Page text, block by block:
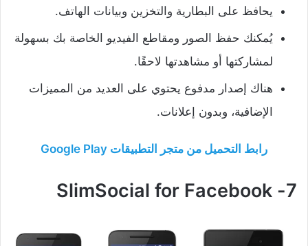
يحافظ على البطارية والتخزين وبيانات الهاتف.
يُمكنك حفظ الصور ومقاطع الفيديو الخاصة بك بسهولة
لمشاركتها أو مشاهدتها لاحقًا.
هناك إصدار مدفوع يحتوي على العديد من المميزات
الإضافية، وبدون إعلانات.
رابط التحميل من متجر التطبيقات Google Play
7- SlimSocial for Facebook‏